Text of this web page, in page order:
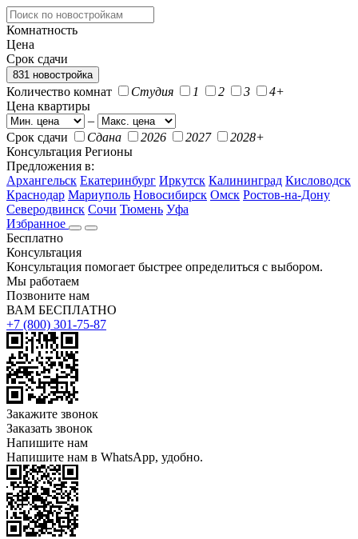
Комнатность
Цена
Срок сдачи
831 новостройка
Количество комнат Студия 1 2 3
4+
Цена квартиры
–
Срок сдачи
Сдана 2026 2027
2028+
Консультация Регионы
Предложения в:
Архангельск Екатеринбург Иркутск Калининград Кисловодск
Краснодар Мариуполь Новосибирск Омск Ростов-на-Дону
Северодвинск Сочи Тюмень Уфа
Избранное
Бесплатно
Консультация
Консультация помогает быстрее определиться с выбором.
Мы работаем
Позвоните нам
ВАМ БЕСПЛАТНО
+7 (800) 301-75-87
Закажите звонок
Заказать звонок
Напишите нам
Напишите нам в WhatsApp, удобно.